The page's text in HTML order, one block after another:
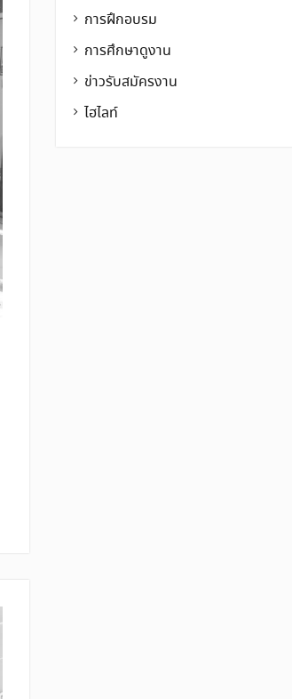
การฝึกอบรม
การศึกษาดูงาน
ข่าวรับสมัครงาน
ไฮไลท์